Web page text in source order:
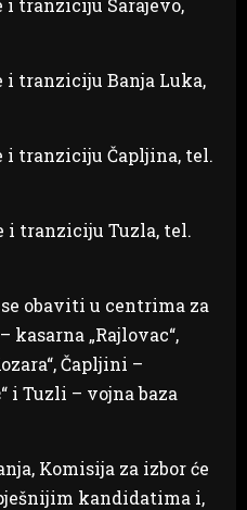
i tranziciju Banja Luka,
i tranziciju Čapljina, tel.
i tranziciju Tuzla, tel.
obaviti u centrima za
kasarna „Rajlovac“,
Čapljini –
i Tuzli – vojna baza
Komisija za izbor će
kandidatima i,